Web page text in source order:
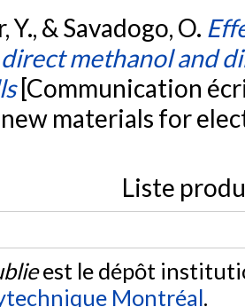
Y., & Savadogo, O.
methanol and
[Communication
materials for
Liste
est le dépôt
Montréal.